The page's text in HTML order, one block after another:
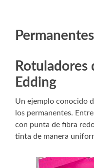
Permanentes
Rotuladores
Edding
Un ejemplo conocido
los permanentes.
con punta de fibra
tinta de manera